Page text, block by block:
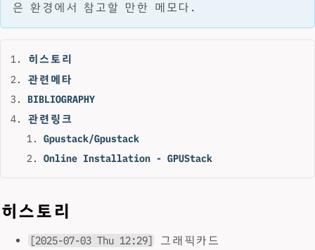
은 환경에서 참고할 만한 메모다.
히스토리
관련메타
BIBLIOGRAPHY
관련링크
Gpustack/Gpustack
Online Installation - GPUStack
히스토리
[2025-07-03 Thu 12:29]
그래픽카드